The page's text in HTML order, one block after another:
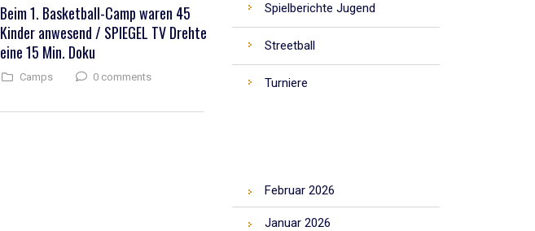
Beim 1. Basketball-Camp waren 45
Kinder anwesend / SPIEGEL TV Drehte
eine 15 Min. Doku
Camps 0 comments
Spielberichte Jugend
Streetball
Turniere
Februar 2026
Januar 2026